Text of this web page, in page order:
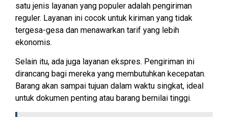
satu jenis layanan yang populer adalah pengiriman
reguler. Layanan ini cocok untuk kiriman yang tidak
tergesa-gesa dan menawarkan tarif yang lebih
ekonomis.
Selain itu, ada juga layanan ekspres. Pengiriman ini
dirancang bagi mereka yang membutuhkan kecepatan.
Barang akan sampai tujuan dalam waktu singkat, ideal
untuk dokumen penting atau barang bernilai tinggi.